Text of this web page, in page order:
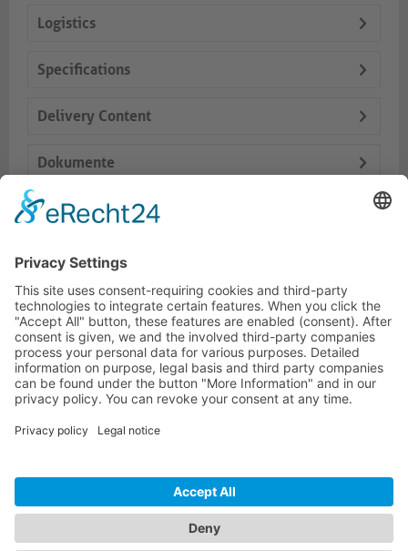
Logistics
Specifications
Delivery Content
Dokumente
Accesorios
Productos similares
LÍNEA DIRECTA DE ASISTENCIA TÉCNICA
ONEAV.EU
BOLETÍN DE NOTICIAS